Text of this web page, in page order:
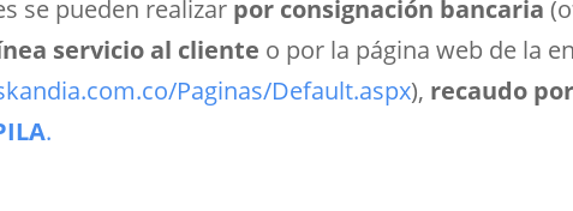
se pueden realizar por consignación bancaria
servicio al cliente o por la página web de la
Paginas/Default.aspx), recaudo
.